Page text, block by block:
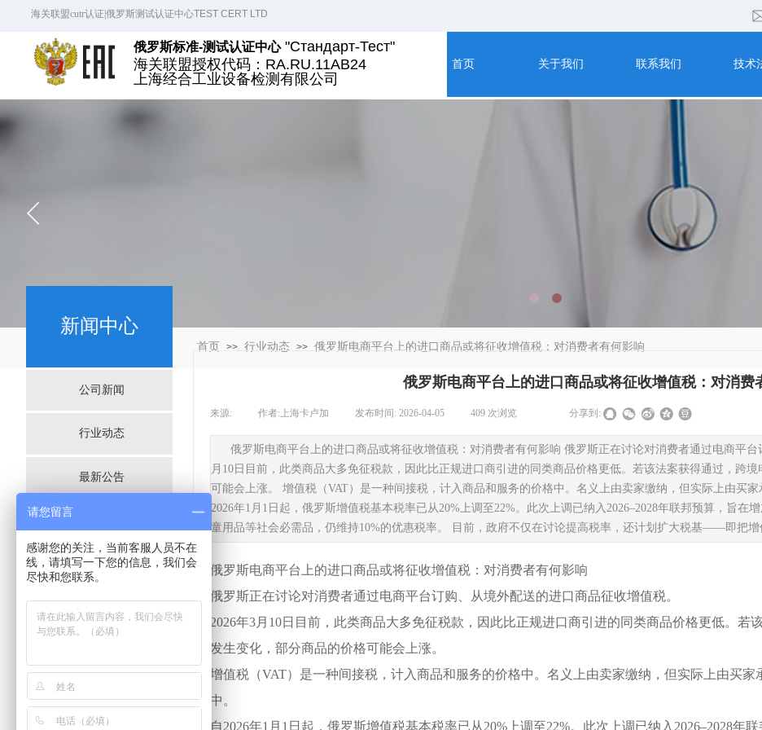
海关联盟cutr认证|俄罗斯测试认证中心TEST CERT LTD
首页 关于我们 联系我们 技术
俄罗斯标准-测试认证中心 "Стандарт-Тест"
海关联盟授权代码： RA.RU.11AB24
上海经合工业设备检测有限公司
新闻中心
首页 >> 行业动态 >> 俄罗斯电商平台上的进口商品或将征收增值税：对消费者有何影响
俄罗斯电商平台上的进口商品或将征收增值税：对消费
来源: 作者: 上海卡卢加 发布时间: 2026-04-05 409 次浏览 分享到:
俄罗斯电商平台上的进口商品或将征收增值税：对消费者有何影响 俄罗斯正在讨论对消费者通过电商平
月10日目前，此类商品大多免征税款，因此比正规进口商引进的同类商品价格更低。若该法案获得通过，跨
可能会上涨。 增值税（VAT）是一种间接税，计入商品和服务的价格中。名义上由卖家缴纳，但实际上由买
2026年1月1日起，俄罗斯增值税基本税率已从20%上调至22%。此次上调已纳入2026–2028年联邦预算，旨在
童用品等社会必需品，仍维持10%的优惠税率。 目前，政府不仅在讨论提高税率，还计划扩大税基——即把
俄罗斯电商平台上的进口商品或将征收增值税：对消费者有何影响
俄罗斯正在讨论对消费者通过电商平台订购、从境外配送的进口商品征收增值税。
2026年3月10日目前，此类商品大多免征税款，因此比正规进口商引进的同类商品价格更低。若
发生变化，部分商品的价格可能会上涨。
增值税（VAT）是一种间接税，计入商品和服务的价格中。名义上由卖家缴纳，但实际上由买
中。
自2026年1月1日起，俄罗斯增值税基本税率已从20%上调至22%。此次上调已纳入2026–2028年
公司新闻
行业动态
最新公告
请您留言
感谢您的关注，当前客服人员不在
线，请填写一下您的信息，我们会
尽快和您联系。